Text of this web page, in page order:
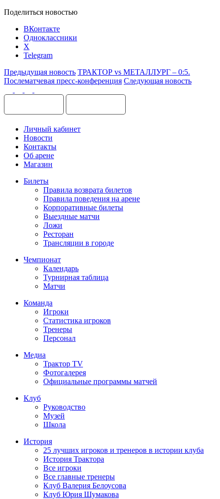
Поделиться новостью
ВКонтакте
Одноклассники
X
Telegram
Предыдущая новость ТРАКТОР vs МЕТАЛЛУРГ – 0:5.
Послематчевая пресс-конференция Следующая новость
Личный кабинет
Новости
Контакты
Об арене
Магазин
Билеты
Правила возврата билетов
Правила поведения на арене
Корпоративные билеты
Выездные матчи
Ложи
Ресторан
Трансляции в городе
Чемпионат
Календарь
Турнирная таблица
Матчи
Команда
Игроки
Статистика игроков
Тренеры
Персонал
Медиа
Трактор TV
Фотогалерея
Официальные программы матчей
Клуб
Руководство
Музей
Школа
История
25 лучших игроков и тренеров в истории клуба
История Трактора
Все игроки
Все главные тренеры
Клуб Валерия Белоусова
Клуб Юрия Шумакова